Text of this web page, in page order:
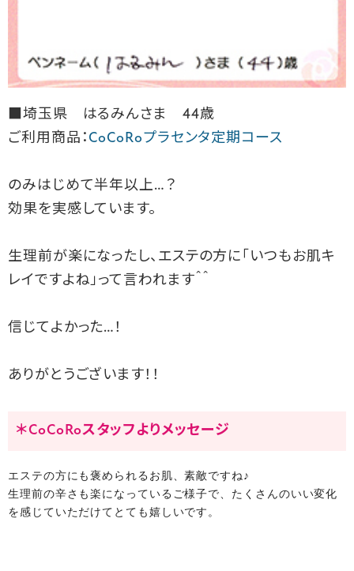
■埼玉県 はるみんさま 44歳
ご利用商品： CoCoRoプラセンタ定期コース
のみはじめて半年以上…？
効果を実感しています。
生理前が楽になったし、エステの方に「いつもお肌キ
レイですよね」って言われます＾＾
信じてよかった…！
ありがとうございます！！
＊CoCoRoスタッフよりメッセージ
エステの方にも褒められるお肌、素敵ですね♪
生理前の辛さも楽になっているご様子で、 たくさんのいい変化
を感じていただけてとても嬉しいです。